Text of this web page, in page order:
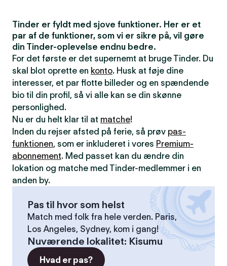
Tinder er fyldt med sjove funktioner. Her er et
par af de funktioner, som vi er sikre på, vil gøre
din Tinder-oplevelse endnu bedre.
For det første er det supernemt at bruge Tinder. Du
skal blot oprette en konto. Husk at føje dine
interesser, et par flotte billeder og en spændende
bio til din profil, så vi alle kan se din skønne
personlighed.
Nu er du helt klar til at matche!
Inden du rejser afsted på ferie, så prøv pas-
funktionen, som er inkluderet i vores Premium-
abonnement. Med passet kan du ændre din
lokation og matche med Tinder-medlemmer i en
anden by.
Pas til hvor som helst
Match med folk fra hele verden. Paris,
Los Angeles, Sydney, kom i gang!
Nuværende lokalitet: Kisumu
Hvad er pas?